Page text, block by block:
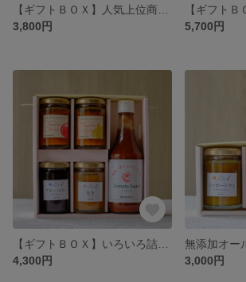
3,800円
5,700円
4,300円
3,000円